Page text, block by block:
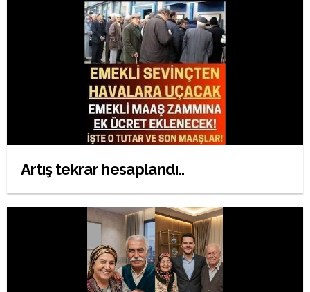
Artış tekrar hesaplandı..